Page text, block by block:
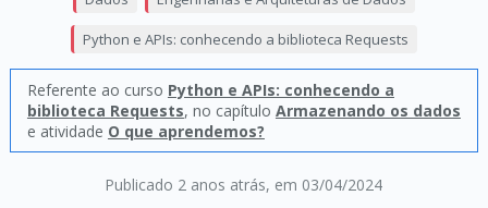
Publicado 2 anos atrás, em 03/04/2024
Python e APIs: conhecendo a biblioteca Requests
Referente ao curso Python e APIs: conhecendo a
biblioteca Requests, no capítulo Armazenando os dados
e atividade O que aprendemos?